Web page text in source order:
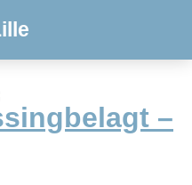
–